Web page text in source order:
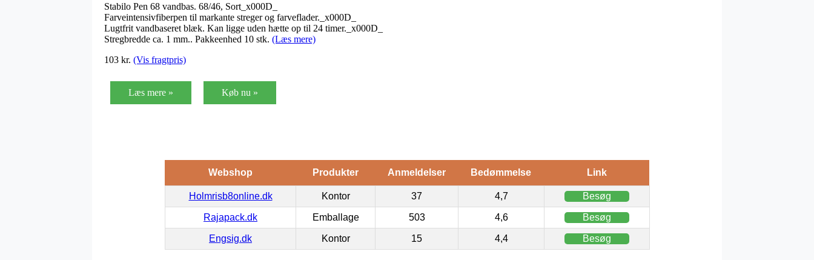
Stabilo Pen 68 vandbas. 68/46, Sort_x000D_
Farveintensivfiberpen til markante streger og farveflader._x000D_
Lugtfrit vandbaseret blæk. Kan ligge uden hætte op til 24 timer._x000D_
Stregbredde ca. 1 mm.. Pakkeenhed 10 stk. (Læs mere)
103 kr. (Vis fragtpris)
Læs mere » Køb nu »
Webshop Produkter Anmeldelser Bedømmelse Link
Holmrisb8online.dk Kontor 37 4,7 Besøg
Rajapack.dk Emballage 503 4,6 Besøg
Engsig.dk Kontor 15 4,4 Besøg